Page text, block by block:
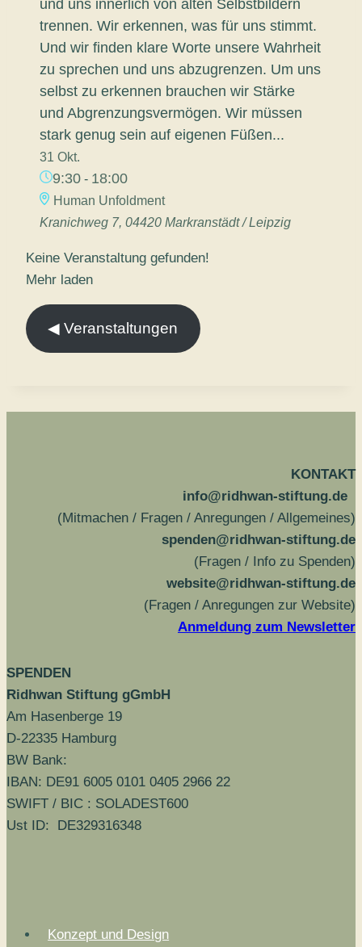
und uns innerlich von alten Selbstbildern
trennen. Wir erkennen, was für uns stimmt.
Und wir finden klare Worte unsere Wahrheit
zu sprechen und uns abzugrenzen. Um uns
selbst zu erkennen brauchen wir Stärke
und Abgrenzungsvermögen. Wir müssen
stark genug sein auf eigenen Füßen...
31 Okt.
9:30 - 18:00
Human Unfoldment
Kranichweg 7, 04420 Markranstädt / Leipzig
Keine Veranstaltung gefunden!
Mehr laden
◀︎ Veranstaltungen
KONTAKT
info@ridhwan-stiftung.de
(Mitmachen / Fragen / Anregungen / Allgemeines)
spenden@ridhwan-stiftung.de
(Fragen / Info zu Spenden)
website@ridhwan-stiftung.de
(Fragen / Anregungen zur Website)
Anmeldung zum Newsletter
SPENDEN
Ridhwan Stiftung gGmbH
Am Hasenberge 19
D-22335 Hamburg
BW Bank:
IBAN: DE91 6005 0101 0405 2966 22
SWIFT / BIC : SOLADEST600
Ust ID: DE329316348
Konzept und Design